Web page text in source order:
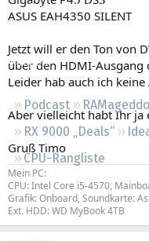
Neueste Aktivitäten
Regeln
Podcast
RX 9000 „Deals“
CPU-Rangliste
ASUS EAH4350 SILENT
Jetzt will er den Ton von
über den HDMI-
Leider hab auch ich
Aber vielleicht habt Ihr ja
Gruß Timo
Mein PC:
CPU: Intel Core i5-4570,
Grafik: Onboard, Soundkarte:
Ext. HDD: WD MyBook 4TB